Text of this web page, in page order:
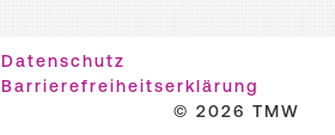
Datenschutz
Barrierefreiheitserklärung
© 2026 TMW